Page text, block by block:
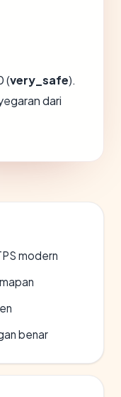
(very_safe).
dari
modern
benar